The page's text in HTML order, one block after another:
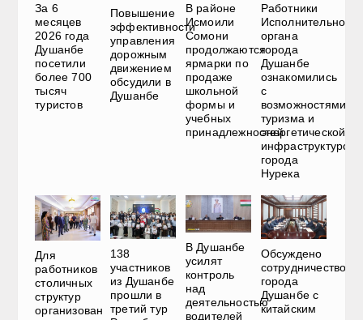
За 6
месяцев
2026 года
Душанбе
посетили
более 700
тысяч
туристов
Повышение
эффективности
управления
дорожным
движением
обсудили в
Душанбе
В районе
Исмоили
Сомони
продолжаются
ярмарки по
продаже
школьной
формы и
учебных
принадлежностей
Работники
Исполнительного
органа
города
Душанбе
ознакомились
с
возможностями
туризма и
энергетической
инфраструктурой
города
Нурека
Для
работников
столичных
структур
организован
138
участников
из Душанбе
прошли в
третий тур
В Душанбе
усилят
контроль
над
деятельностью
водителей
Обсуждено
сотрудничество
города
Душанбе с
китайским